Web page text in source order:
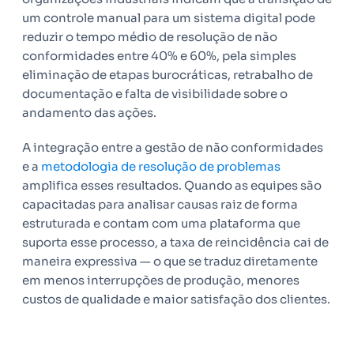
um controle manual para um sistema digital pode
reduzir o tempo médio de resolução de não
conformidades entre 40% e 60%, pela simples
eliminação de etapas burocráticas, retrabalho de
documentação e falta de visibilidade sobre o
andamento das ações.
A integração entre a gestão de não conformidades
e a metodologia de resolução de problemas
amplifica esses resultados. Quando as equipes são
capacitadas para analisar causas raiz de forma
estruturada e contam com uma plataforma que
suporta esse processo, a taxa de reincidência cai de
maneira expressiva — o que se traduz diretamente
em menos interrupções de produção, menores
custos de qualidade e maior satisfação dos clientes.